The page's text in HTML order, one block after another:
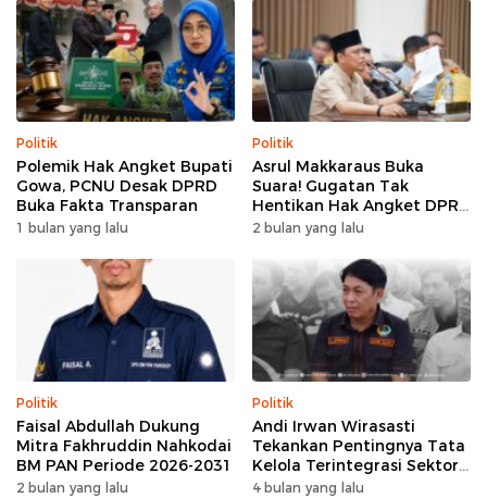
Politik
Polemik Hak Angket Bupati
Gowa, PCNU Desak DPRD
Buka Fakta Transparan
1 bulan yang lalu
Politik
Asrul Makkaraus Buka
Suara! Gugatan Tak
Hentikan Hak Angket DPRD
Gowa
2 bulan yang lalu
Politik
Faisal Abdullah Dukung
Mitra Fakhruddin Nahkodai
BM PAN Periode 2026-2031
2 bulan yang lalu
Politik
Andi Irwan Wirasasti
Tekankan Pentingnya Tata
Kelola Terintegrasi Sektor
Peternakan Sulsel
4 bulan yang lalu